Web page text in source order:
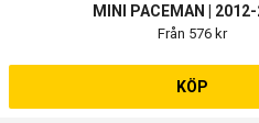
MINI PACEMAN |
Från 576 kr
KÖP